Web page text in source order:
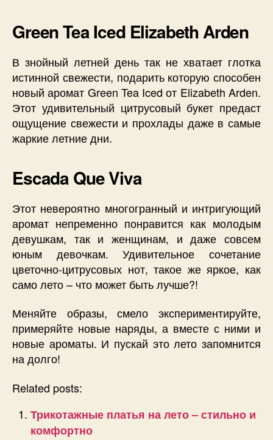
Green Tea Iced Elizabeth Arden
В знойный летней день так не хватает глотка
истинной свежести, подарить которую способен
новый аромат Green Tea Iced от Elizabeth Arden.
Этот удивительный цитрусовый букет предаст
ощущение свежести и прохлады даже в самые
жаркие летние дни.
Escada Que Viva
Этот невероятно многогранный и интригующий
аромат непременно понравится как молодым
девушкам, так и женщинам, и даже совсем
юным девочкам. Удивительное сочетание
цветочно-цитрусовых нот, такое же яркое, как
само лето – что может быть лучше?!
Меняйте образы, смело экспериментируйте,
примеряйте новые наряды, а вместе с ними и
новые ароматы. И пускай это лето запомнится
на долго!
Related posts:
Трикотажные платья на лето – стильно и
комфортно